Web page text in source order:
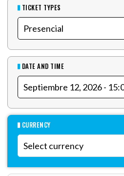
TICKET TYPES
DATE AND TIME
CURRENCY